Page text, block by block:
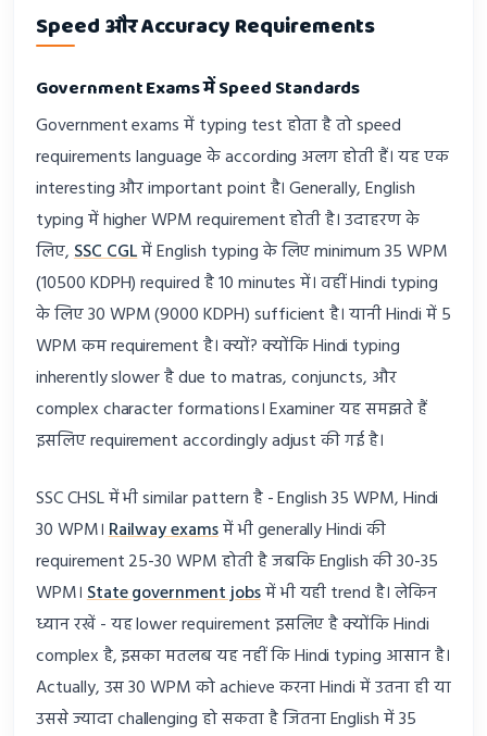
Speed और Accuracy Requirements
Government Exams में Speed Standards
Government exams में typing test होता है तो speed
requirements language के according अलग होती हैं। यह एक
interesting और important point है। Generally, English
typing में higher WPM requirement होती है। उदाहरण के
लिए,SSC CGLमें English typing के लिए minimum 35 WPM
(10500 KDPH) required है 10 minutes में। वहीं Hindi typing
के लिए 30 WPM (9000 KDPH) sufficient है। यानी Hindi में 5
WPM कम requirement है। क्यों? क्योंकि Hindi typing
inherently slower है due to matras, conjuncts, और
complex character formations। Examiner यह समझते हैं
इसलिए requirement accordingly adjust की गई है।
SSC CHSL में भी similar pattern है - English 35 WPM, Hindi
30 WPM।Railway examsमें भी generally Hindi की
requirement 25-30 WPM होती है जबकि English की 30-35
WPM।State government jobsमें भी यही trend है। लेकिन
ध्यान रखें - यह lower requirement इसलिए है क्योंकि Hindi
complex है, इसका मतलब यह नहीं कि Hindi typing आसान है।
Actually, उस 30 WPM को achieve करना Hindi में उतना ही या
उससे ज्यादा challenging हो सकता है जितना English में 35